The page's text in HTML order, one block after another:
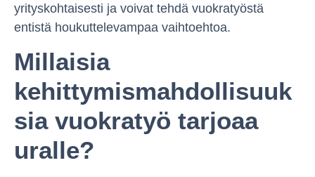
yrityskohtaisesti ja voivat tehdä vuokratyöstä
entistä houkuttelevampaa vaihtoehtoa.
Millaisia
kehittymismahdollisuuk
sia vuokratyö tarjoaa
uralle?